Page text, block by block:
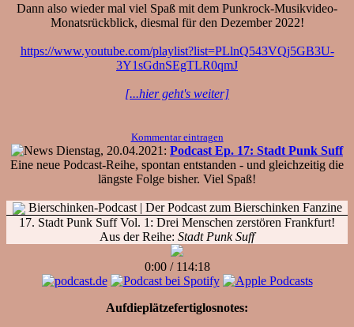
Dann also wieder mal viel Spaß mit dem Punkrock-Musikvideo-
Monatsrückblick, diesmal für den Dezember 2022!
https://www.youtube.com/playlist?list=PLlnQ543VQj5GB3U-
3Y1sGdnSEgTLR0qmJ
[...hier geht's weiter]
Kommentar eintragen
Dienstag, 20.04.2021: Podcast Ep. 17: Stadt Punk Suff
Eine neue Podcast-Reihe, spontan entstanden - und gleichzeitig die
längste Folge bisher. Viel Spaß!
Bierschinken-Podcast| Der Podcast zum Bierschinken Fanzine
17. Stadt Punk Suff Vol. 1: Drei Menschen zerstören Frankfurt!
Aus der Reihe: Stadt Punk Suff
0:00/ 114:18
Aufdieplätzefertiglosnotes: